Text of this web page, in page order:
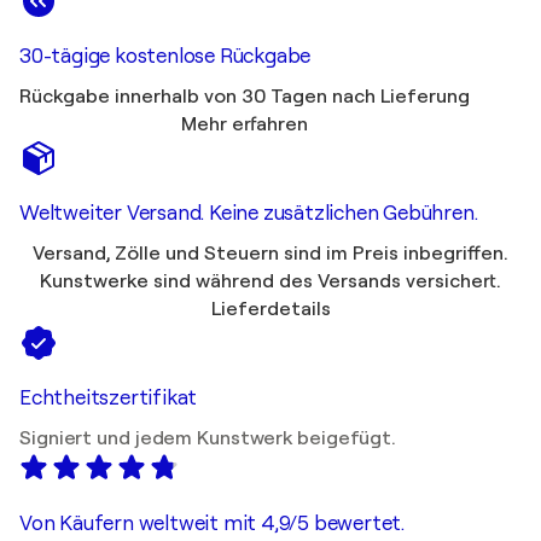
30-tägige kostenlose Rückgabe
Rückgabe innerhalb von 30 Tagen nach Lieferung
Mehr erfahren
Weltweiter Versand. Keine zusätzlichen Gebühren.
Versand, Zölle und Steuern sind im Preis inbegriffen.
Kunstwerke sind während des Versands versichert.
Lieferdetails
Echtheitszertifikat
Signiert und jedem Kunstwerk beigefügt.
Von Käufern weltweit mit 4,9/5 bewertet.